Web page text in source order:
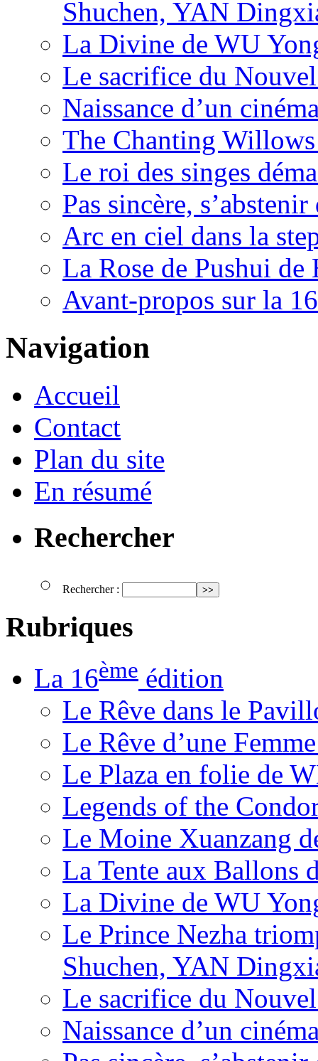
Shuchen, YAN
La Divine de WU
Le sacrifice du
Naissance d’un
The Chanting
Le roi des singes
Pas sincère,
Arc en ciel dans la
La Rose de Pushui de
Avant-propos sur la
Navigation
Accueil
Contact
Plan du site
En résumé
Rechercher
Rechercher :
Rubriques
La 16ème édition
Le Rêve dans le
Le Rêve d’une
Le Plaza en folie de
Legends of the
Le Moine Xuanzang
La Tente aux Ballons
La Divine de WU
Le Prince Nezha
Shuchen, YAN
Le sacrifice du
Naissance d’un